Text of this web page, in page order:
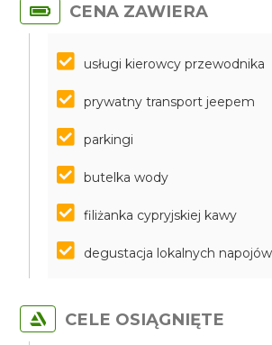
CENA ZAWIERA
usługi kierowcy przewodnika
prywatny transport jeepem
parkingi
butelka wody
filiżanka cypryjskiej kawy
degustacja lokalnych napojów
CELE OSIĄGNIĘTE